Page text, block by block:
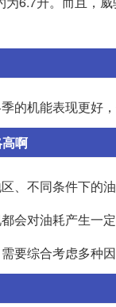
的机能表现更好
啊
、不同条件下的
会对油耗产生一
要综合考虑多种因